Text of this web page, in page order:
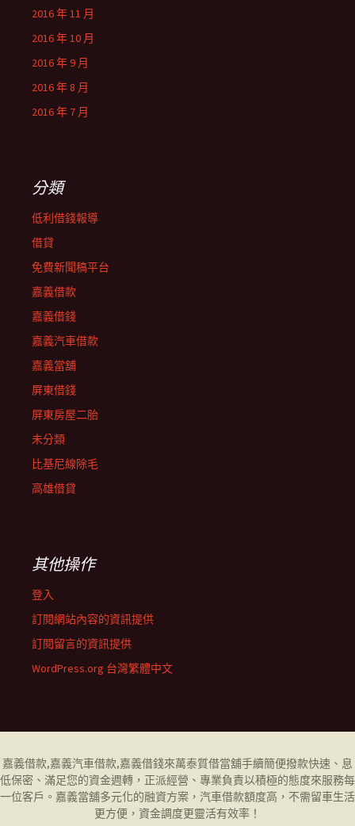
2016 年 11 月
2016 年 10 月
2016 年 9 月
2016 年 8 月
2016 年 7 月
分類
低利借錢報導
借貸
免費新聞稿平台
嘉義借款
嘉義借錢
嘉義汽車借款
嘉義當舖
屏東借錢
屏東房屋二胎
未分類
比基尼線除毛
高雄借貸
其他操作
登入
訂閱網站內容的資訊提供
訂閱留言的資訊提供
WordPress.org 台灣繁體中文
嘉義借款,嘉義汽車借款,嘉義借錢來萬泰質借當舖手續簡便撥款快速、息
低保密、滿足您的資金週轉，正派經營、專業負責以積極的態度來服務每
一位客戶。 嘉義當舖多元化的融資方案，汽車借款額度高，不需留車生活
更方便，資金調度更靈活有效率！